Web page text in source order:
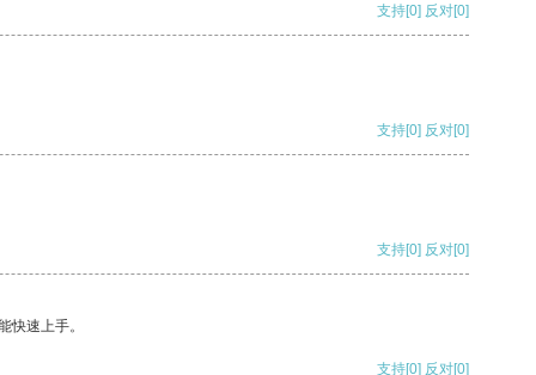
支持[0] 反对[0]
支持[0] 反对[0]
支持[0] 反对[0]
快速上手。
支持[0] 反对[0]